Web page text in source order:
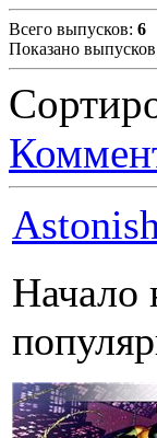
Всего выпусков: 6
Показано выпусков
Начало